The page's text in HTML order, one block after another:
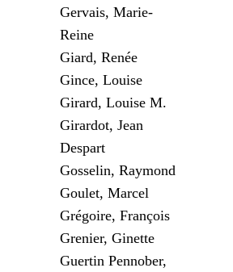
Gervais, Marie-
Reine
Giard, Renée
Gince, Louise
Girard, Louise M.
Girardot, Jean
Despart
Gosselin, Raymond
Goulet, Marcel
Grégoire, François
Grenier, Ginette
Guertin Pennober,